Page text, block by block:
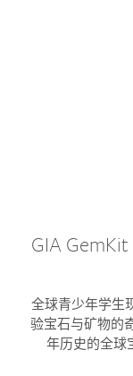
GIA
全球青少年学生
验宝石与矿物的
年历史的全球